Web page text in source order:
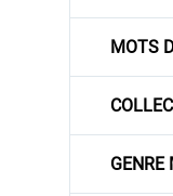
MOTS
GENRE